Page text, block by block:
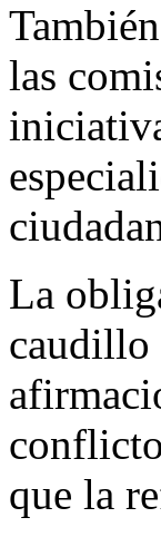
las
La
caudillo
que la